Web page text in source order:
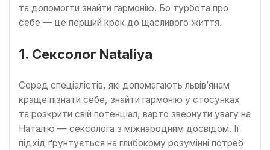
та допомогти знайти гармонію. Бо турбота про
себе — це перший крок до щасливого життя.
1. Сексолог Nataliya
Серед спеціалістів, які допомагають львів’янам
краще пізнати себе, знайти гармонію у стосунках
та розкрити свій потенціал, варто звернути увагу на
Наталію — сексолога з міжнародним досвідом. Її
підхід ґрунтується на глибокому розумінні потреб